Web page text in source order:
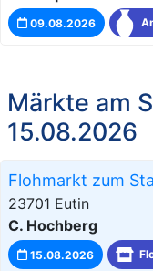
09.08.2026
Märkte am
15.08.2026
Flohmarkt zum
23701 Eutin
C. Hochberg
15.08.2026